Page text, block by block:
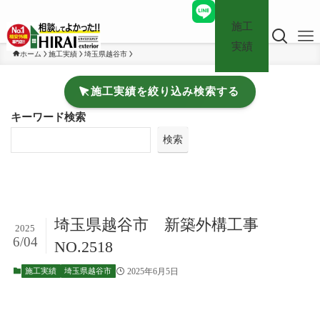
施工
実績
ホーム 施工実績 埼玉県越谷市
施工実績を絞り込み検索する
キーワード検索
検索
埼玉県越谷市 新築外構工事
NO.2518
2025
6/04
施工実績 埼玉県越谷市 2025年6月5日